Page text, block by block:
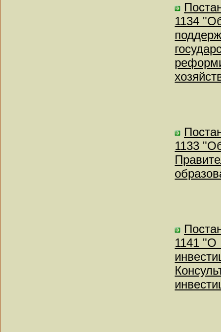
1134
1133
1141 "О